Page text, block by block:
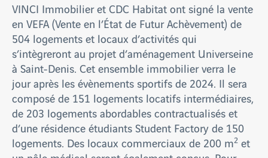
VINCI Immobilier et CDC Habitat ont signé la vente
en VEFA (Vente en l’État de Futur Achèvement) de
504 logements et locaux d’activités qui
s’intègreront au projet d’aménagement Universeine
à Saint-Denis. Cet ensemble immobilier verra le
jour après les évènements sportifs de 2024. Il sera
composé de 151 logements locatifs intermédiaires,
de 203 logements abordables contractualisés et
d’une résidence étudiants Student Factory de 150
logements. Des locaux commerciaux de 200 m2 et